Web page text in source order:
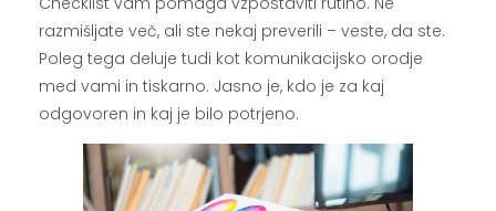
razmišljate več, ali ste nekaj preverili – veste, da ste.
Poleg tega deluje tudi kot komunikacijsko orodje
med vami in tiskarno. Jasno je, kdo je za kaj
odgovoren in kaj je bilo potrjeno.